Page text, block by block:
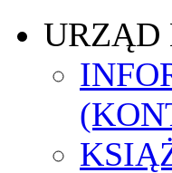
URZĄD